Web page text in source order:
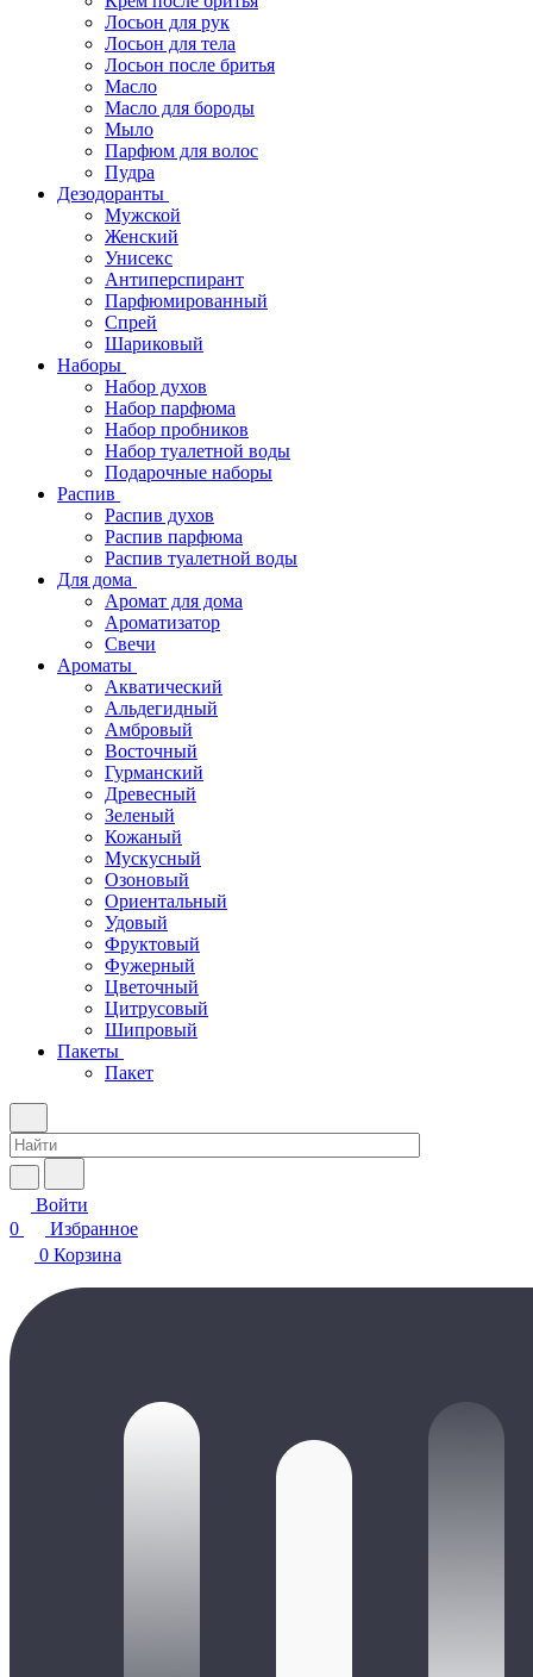
Лосьон для рук
Лосьон для тела
Лосьон после бритья
Масло
Масло для бороды
Мыло
Парфюм для волос
Пудра
Дезодоранты
Мужской
Женский
Унисекс
Антиперспирант
Парфюмированный
Спрей
Шариковый
Наборы
Набор духов
Набор парфюма
Набор пробников
Набор туалетной воды
Подарочные наборы
Распив
Распив духов
Распив парфюма
Распив туалетной воды
Для дома
Аромат для дома
Ароматизатор
Свечи
Ароматы
Акватический
Альдегидный
Амбровый
Восточный
Гурманский
Древесный
Зеленый
Кожаный
Мускусный
Озоновый
Ориентальный
Удовый
Фруктовый
Фужерный
Цветочный
Цитрусовый
Шипровый
Пакеты
Пакет
Войти
0
Избранное
0 Корзина